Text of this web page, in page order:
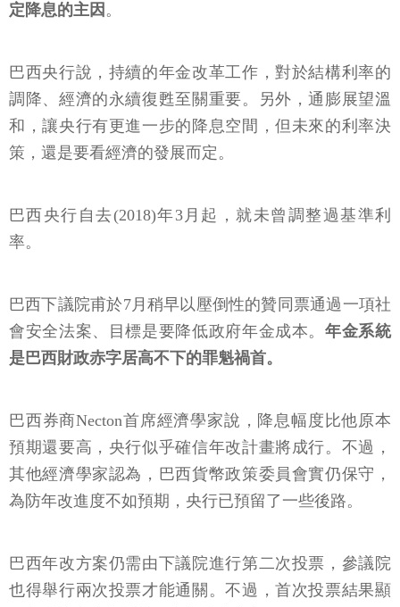
定降息的主因 。
巴西央行說，持續的年金改革工作，對於結構利率的
調降、經濟的永續復甦至關重要。另外，通膨展望溫
和，讓央行有更進一步的降息空間，但未來的利率決
策，還是要看經濟的發展而定。
巴西央行自去(2018)年3月起，就未曾調整過基準利
率。
巴西下議院甫於7月稍早以壓倒性的贊同票通過一項社
會安全法案、目標是要降低政府年金成本。年金系統
是巴西財政赤字居高不下的罪魁禍首。
巴西券商Necton首席經濟學家說，降息幅度比他原本
預期還要高，央行似乎確信年改計畫將成行。不過，
其他經濟學家認為，巴西貨幣政策委員會實仍保守，
為防年改進度不如預期，央行已預留了一些後路。
巴西年改方案仍需由下議院進行第二次投票，參議院
也得舉行兩次投票才能通關。不過，首次投票結果顯